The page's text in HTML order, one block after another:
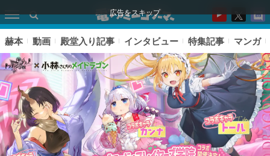
広告をスキップ
赫本 動画 殿堂入り記事 インタビュー 特集記事 マンガ